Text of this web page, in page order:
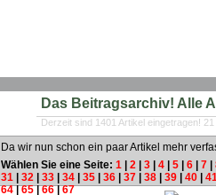
Das Beitragsarchiv! Alle
Derzeit sind 1401 Artikel eingetragen!
Da wir nun schon ein paar Artikel mehr
Wählen Sie eine Seite: 1 2 3 4 5 6 7
31
32 33 34 35 36 37 38 39 40
64|65|66|67